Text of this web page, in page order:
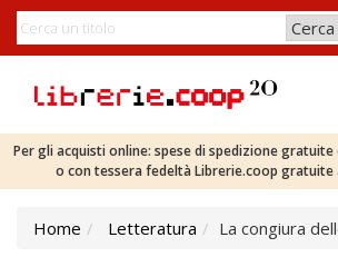
Per gli acquisti online: spese di spedizione gratuite
o con tessera fedeltà Librerie.coop gratuite
Home Letteratura La congiura